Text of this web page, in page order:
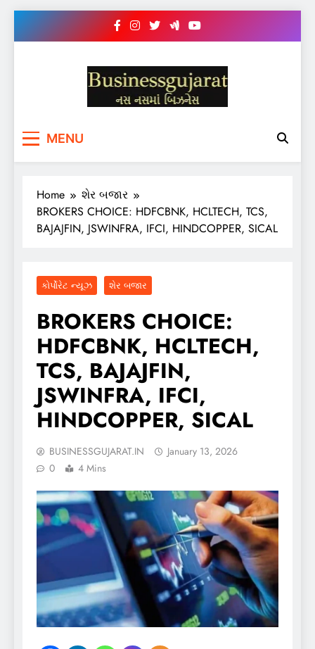
BUSINESS GUJARAT
MENU
Home
શેર બજાર
BROKERS CHOICE: HDFCBNK, HCLTECH, TCS,
BAJAJFIN, JSWINFRA, IFCI, HINDCOPPER, SICAL
કોર્પોરેટ ન્યૂઝ શેર બજાર
BROKERS CHOICE:
HDFCBNK, HCLTECH,
TCS, BAJAJFIN,
JSWINFRA, IFCI,
HINDCOPPER, SICAL
BUSINESSGUJARAT.IN
January 13, 2026
0
4 Mins